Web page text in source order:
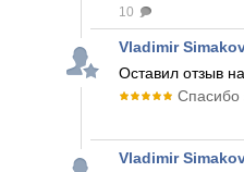
10
Vladimir
Оставил отзыв
Спасибо
Vladimir